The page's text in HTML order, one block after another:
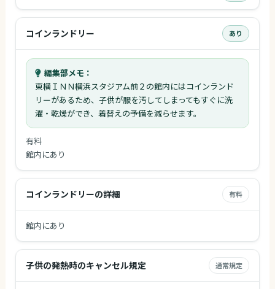
コインランドリー あり
編集部メモ：
東横ＩＮＮ横浜スタジアム前２の館内にはコインランド
リーがあるため、子供が服を汚してしまってもすぐに洗
濯・乾燥ができ、着替えの予備を減らせます。
有料
館内にあり
コインランドリーの詳細 有料
館内にあり
子供の発熱時のキャンセル規定 通常規定